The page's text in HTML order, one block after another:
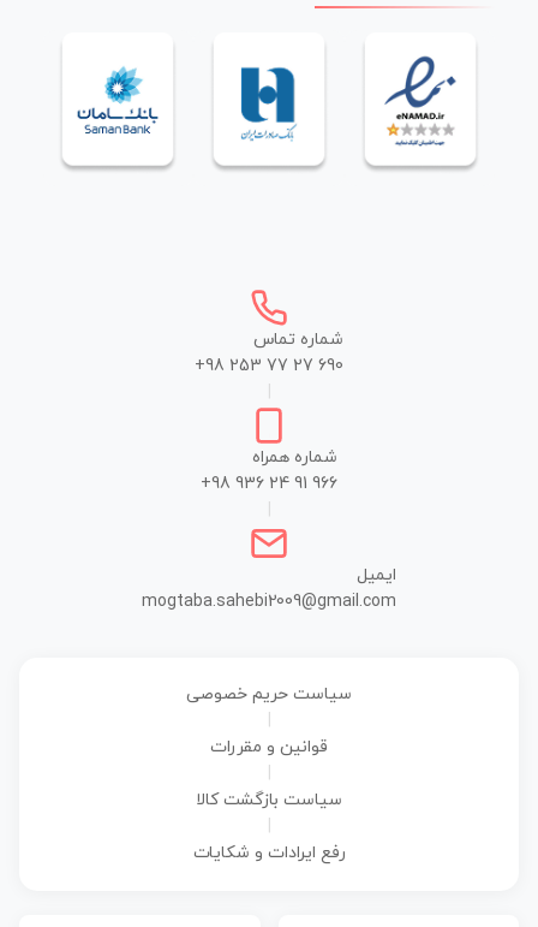
شماره تماس
+98 253 77 27 690
شماره همراه
+98 936 24 91 966
ایمیل
mogtaba.sahebi2009@gmail.com
سیاست حریم خصوصی
قوانین و مقررات
سیاست بازگشت کالا
رفع ایرادات و شکایات